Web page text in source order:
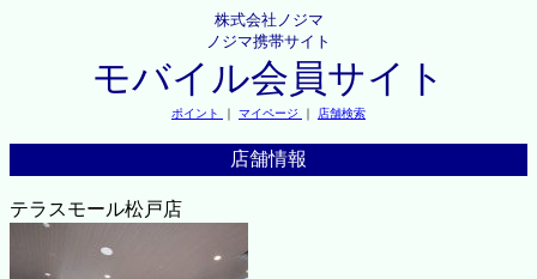
株式会社ノジマ
ノジマ携帯サイト
モバイル会員サイト
ポイント ｜ マイページ ｜ 店舗検索
店舗情報
テラスモール松戸店